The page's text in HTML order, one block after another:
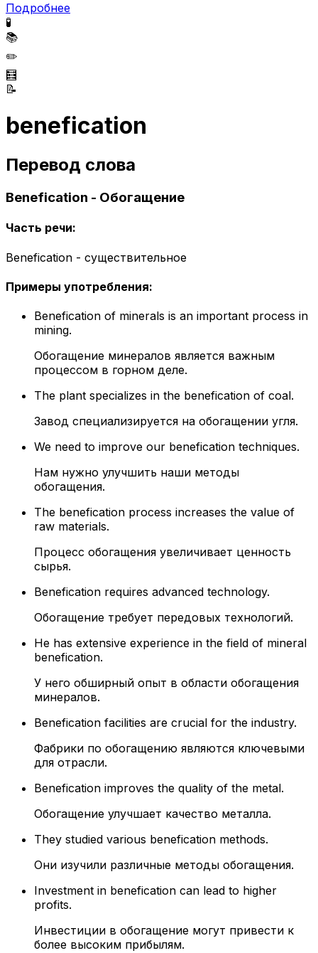
Подробнее
🧪
📚
✏️
🧮
📝
benefication
Перевод слова
Benefication - Обогащение
Часть речи:
Benefication - существительное
Примеры употребления:
Benefication of minerals is an important process in
mining.
Обогащение минералов является важным
процессом в горном деле.
The plant specializes in the benefication of coal.
Завод специализируется на обогащении угля.
We need to improve our benefication techniques.
Нам нужно улучшить наши методы
обогащения.
The benefication process increases the value of
raw materials.
Процесс обогащения увеличивает ценность
сырья.
Benefication requires advanced technology.
Обогащение требует передовых технологий.
He has extensive experience in the field of mineral
benefication.
У него обширный опыт в области обогащения
минералов.
Benefication facilities are crucial for the industry.
Фабрики по обогащению являются ключевыми
для отрасли.
Benefication improves the quality of the metal.
Обогащение улучшает качество металла.
They studied various benefication methods.
Они изучили различные методы обогащения.
Investment in benefication can lead to higher
profits.
Инвестиции в обогащение могут привести к
более высоким прибылям.